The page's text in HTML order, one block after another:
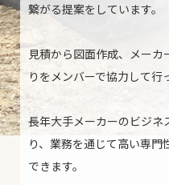
繋がる提案をしています。
見積から図面作成、メー
りをメンバーで協力して行
長年大手メーカーのビジ
り、業務を通じて高い専
できます。